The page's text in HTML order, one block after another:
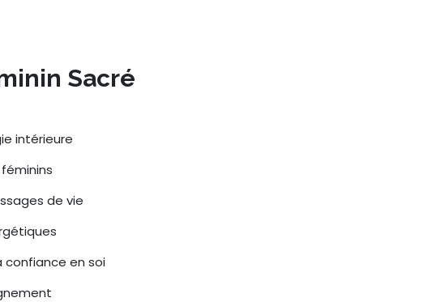
Sacré
intérieure
de vie
confiance en soi